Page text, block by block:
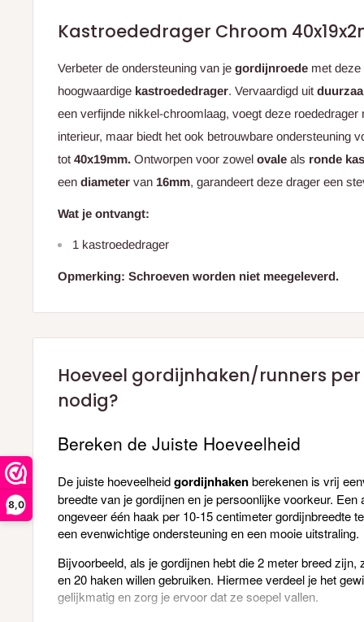
8,0
Kastroededrager Chroom
Verbeter de ondersteuning van je gordijnroede met deze
hoogwaardige kastroededrager. Vervaardigd uit
een verfijnde nikkel-chroomlaag, voegt deze roededrager
interieur, maar biedt het ook betrouwbare ondersteuning
tot 40x19mm. Ontworpen voor zowel ovale als ronde
een diameter van 16mm, garandeert deze drager een
Wat je ontvangt:
1 kastroededrager
Opmerking: Schroeven worden niet meegeleverd.
Hoeveel gordijnhaken/runners
nodig?
Bereken de Juiste Hoeveelheid
De juiste hoeveelheidgordijnhakenberekenen is vrij
breedte van je gordijnen en je persoonlijke voorkeur. Een
ongeveer één haak per 10-15 centimeter gordijnbreedte
een evenwichtige ondersteuning en een mooie uitstraling.
Bijvoorbeeld, als je gordijnen hebt die 2 meter breed zijn,
en 20 haken willen gebruiken. Hiermee verdeel je het
gelijkmatig en zorg je ervoor dat ze soepel vallen.